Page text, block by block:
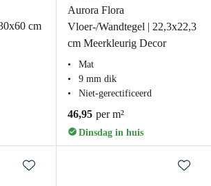
cm
Aurora Flora
Vloer-/Wandtegel | 22,3x22,3
cm Meerkleurig Decor
Mat
9 mm dik
Niet-gerectificeerd
46,95 per m²
Dinsdag in huis